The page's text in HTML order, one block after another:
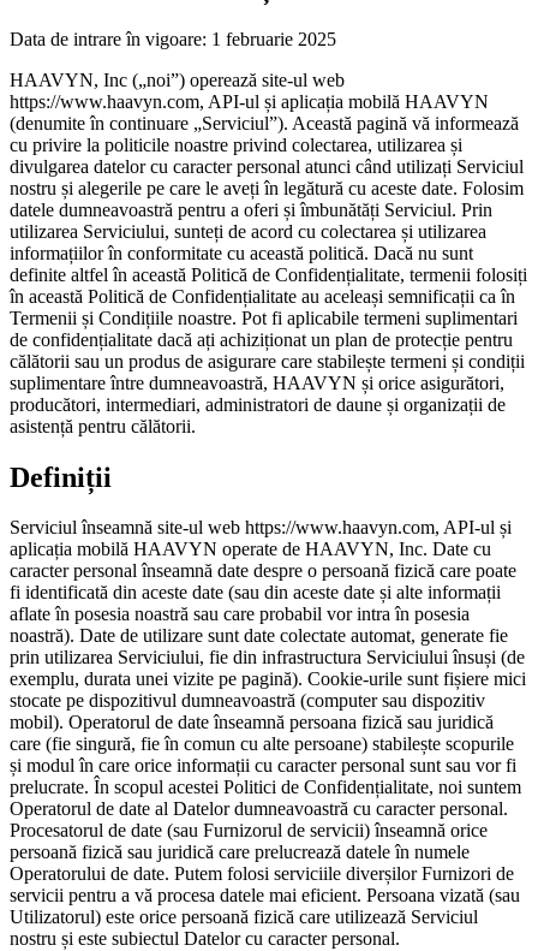
Data de intrare în vigoare: 1 februarie 2025
HAAVYN, Inc („noi”) operează site-ul web
https://www.haavyn.com, API-ul și aplicația mobilă HAAVYN
(denumite în continuare „Serviciul”). Această pagină vă informează
cu privire la politicile noastre privind colectarea, utilizarea și
divulgarea datelor cu caracter personal atunci când utilizați Serviciul
nostru și alegerile pe care le aveți în legătură cu aceste date. Folosim
datele dumneavoastră pentru a oferi și îmbunătăți Serviciul. Prin
utilizarea Serviciului, sunteți de acord cu colectarea și utilizarea
informațiilor în conformitate cu această politică. Dacă nu sunt
definite altfel în această Politică de Confidențialitate, termenii folosiți
în această Politică de Confidențialitate au aceleași semnificații ca în
Termenii și Condițiile noastre. Pot fi aplicabile termeni suplimentari
de confidențialitate dacă ați achiziționat un plan de protecție pentru
călătorii sau un produs de asigurare care stabilește termeni și condiții
suplimentare între dumneavoastră, HAAVYN și orice asigurători,
producători, intermediari, administratori de daune și organizații de
asistență pentru călătorii.
Definiții
Serviciul înseamnă site-ul web https://www.haavyn.com, API-ul și
aplicația mobilă HAAVYN operate de HAAVYN, Inc. Date cu
caracter personal înseamnă date despre o persoană fizică care poate
fi identificată din aceste date (sau din aceste date și alte informații
aflate în posesia noastră sau care probabil vor intra în posesia
noastră). Date de utilizare sunt date colectate automat, generate fie
prin utilizarea Serviciului, fie din infrastructura Serviciului însuși (de
exemplu, durata unei vizite pe pagină). Cookie-urile sunt fișiere mici
stocate pe dispozitivul dumneavoastră (computer sau dispozitiv
mobil). Operatorul de date înseamnă persoana fizică sau juridică
care (fie singură, fie în comun cu alte persoane) stabilește scopurile
și modul în care orice informații cu caracter personal sunt sau vor fi
prelucrate. În scopul acestei Politici de Confidențialitate, noi suntem
Operatorul de date al Datelor dumneavoastră cu caracter personal.
Procesatorul de date (sau Furnizorul de servicii) înseamnă orice
persoană fizică sau juridică care prelucrează datele în numele
Operatorului de date. Putem folosi serviciile diverșilor Furnizori de
servicii pentru a vă procesa datele mai eficient. Persoana vizată (sau
Utilizatorul) este orice persoană fizică care utilizează Serviciul
nostru și este subiectul Datelor cu caracter personal.